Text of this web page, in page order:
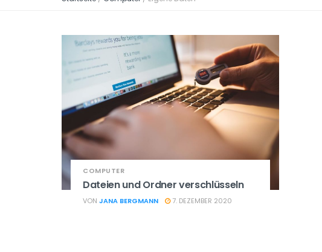
COMPUTER
Dateien und Ordner verschlüsseln
VON JANA BERGMANN 7. DEZEMBER 2020